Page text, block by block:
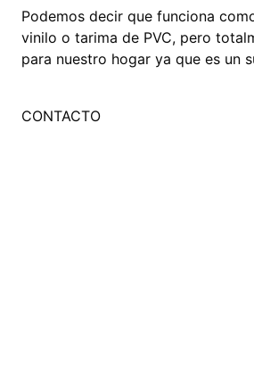
Podemos decir que funciona
vinilo o tarima de PVC, pero
para nuestro hogar ya que es un
CONTACTO